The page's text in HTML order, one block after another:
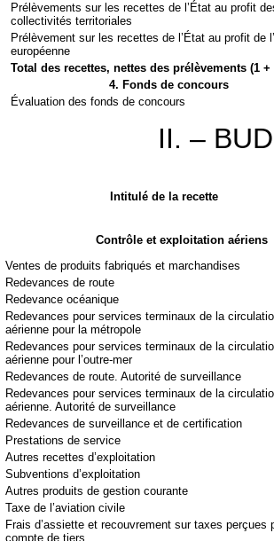
Prélèvements sur les recettes de l’État au profit
collectivités territoriales
Prélèvement sur les recettes de l’État au profit de
européenne
Total des recettes, nettes des prélèvements (1 +
4. Fonds de concours
Évaluation des fonds de concours
II. –
Intitulé de la recette
Contrôle et exploitation aériens
Ventes de produits fabriqués et marchandises
Redevances de route
Redevance océanique
Redevances pour services terminaux de la
aérienne pour la métropole
Redevances pour services terminaux de la
aérienne pour l’outre-mer
Redevances de route. Autorité de surveillance
Redevances pour services terminaux de la
aérienne. Autorité de surveillance
Redevances de surveillance et de certification
Prestations de service
Autres recettes d’exploitation
Subventions d’exploitation
Autres produits de gestion courante
Taxe de l’aviation civile
Frais d’assiette et recouvrement sur taxes perçues
compte de tiers